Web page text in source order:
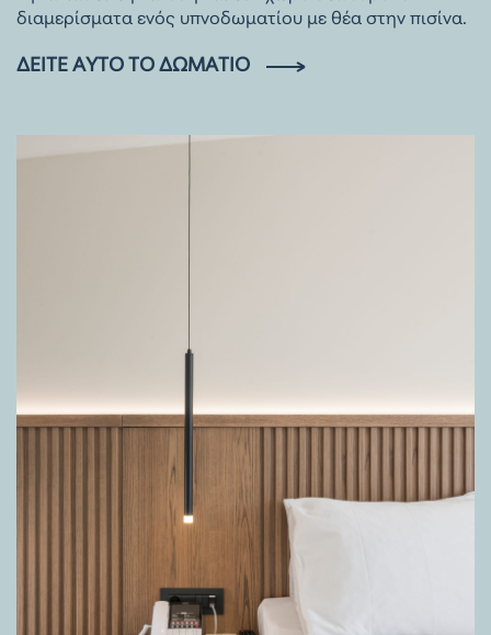
διαμερίσματα ενός υπνοδωματίου με θέα στην πισίνα.
ΔΕΊΤΕ ΑΥΤΌ ΤΟ ΔΩΜΆΤΙΟ